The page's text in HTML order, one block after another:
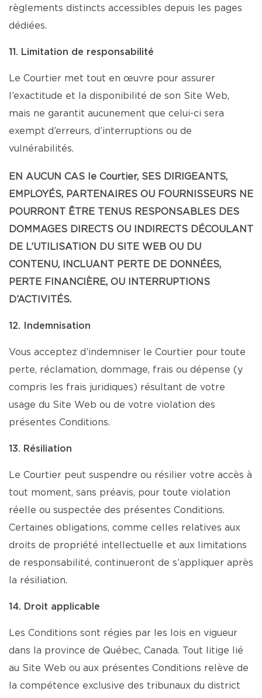
règlements distincts accessibles depuis les pages
dédiées.
11. Limitation de responsabilité
Le Courtier met tout en œuvre pour assurer
l’exactitude et la disponibilité de son Site Web,
mais ne garantit aucunement que celui-ci sera
exempt d’erreurs, d’interruptions ou de
vulnérabilités.
EN AUCUN CAS le Courtier, SES DIRIGEANTS,
EMPLOYÉS, PARTENAIRES OU FOURNISSEURS NE
POURRONT ÊTRE TENUS RESPONSABLES DES
DOMMAGES DIRECTS OU INDIRECTS DÉCOULANT
DE L’UTILISATION DU SITE WEB OU DU
CONTENU, INCLUANT PERTE DE DONNÉES,
PERTE FINANCIÈRE, OU INTERRUPTIONS
D’ACTIVITÉS.
12. Indemnisation
Vous acceptez d’indemniser le Courtier pour toute
perte, réclamation, dommage, frais ou dépense (y
compris les frais juridiques) résultant de votre
usage du Site Web ou de votre violation des
présentes Conditions.
13. Résiliation
Le Courtier peut suspendre ou résilier votre accès à
tout moment, sans préavis, pour toute violation
réelle ou suspectée des présentes Conditions.
Certaines obligations, comme celles relatives aux
droits de propriété intellectuelle et aux limitations
de responsabilité, continueront de s’appliquer après
la résiliation.
14. Droit applicable
Les Conditions sont régies par les lois en vigueur
dans la province de Québec, Canada. Tout litige lié
au Site Web ou aux présentes Conditions relève de
la compétence exclusive des tribunaux du district